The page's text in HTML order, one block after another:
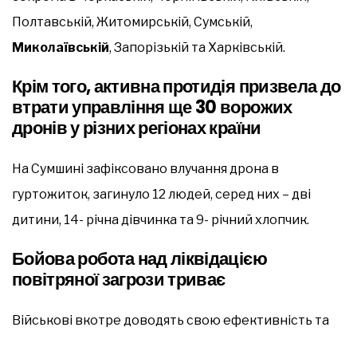
Полтавській, Житомирській, Сумській,
Миколаївській, Запорізькій та Харківській.
Крім того, активна протидія призвела до
втрати управління ще 30 ворожих
дронів у різних регіонах країни
На Сумшині зафіксовано влучання дрона в
гуртожиток, загинуло 12 людей, серед них – дві
дитини, 14- річна дівчинка та 9- річний хлопчик.
Бойова робота над ліквідацією
повітряної загрози триває
Військові вкотре доводять свою ефективність та